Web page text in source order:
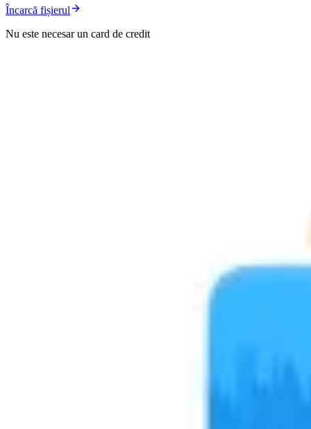
Încarcă fișierul
Nu este necesar un card de credit